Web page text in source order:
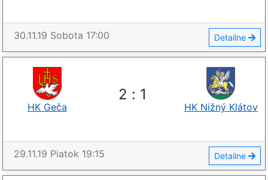
30.11.19 Sobota 17:00 Detailne
2 : 1
HK Geča HK Nižný Klátov
29.11.19 Piatok 19:15 Detailne